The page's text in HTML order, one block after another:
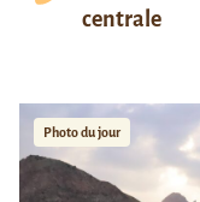
centrale
Photo du jour